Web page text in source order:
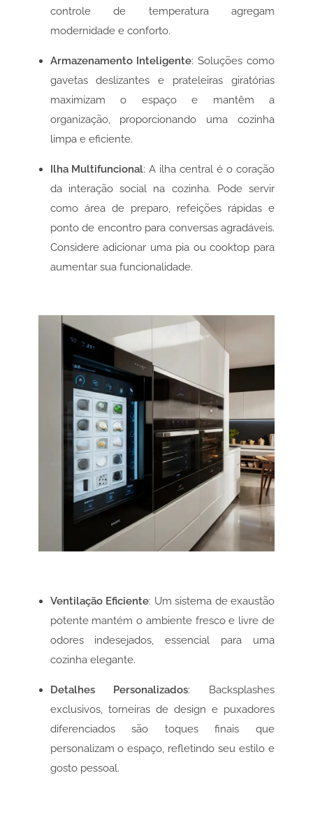
controle de temperatura agregam
modernidade e conforto.
Armazenamento Inteligente: Soluções como
gavetas deslizantes e prateleiras giratórias
maximizam o espaço e mantêm a
organização, proporcionando uma cozinha
limpa e eficiente.
Ilha Multifuncional: A ilha central é o coração
da interação social na cozinha. Pode servir
como área de preparo, refeições rápidas e
ponto de encontro para conversas agradáveis.
Considere adicionar uma pia ou cooktop para
aumentar sua funcionalidade.
Ventilação Eficiente: Um sistema de exaustão
potente mantém o ambiente fresco e livre de
odores indesejados, essencial para uma
cozinha elegante.
Detalhes Personalizados: Backsplashes
exclusivos, torneiras de design e puxadores
diferenciados são toques finais que
personalizam o espaço, refletindo seu estilo e
gosto pessoal.